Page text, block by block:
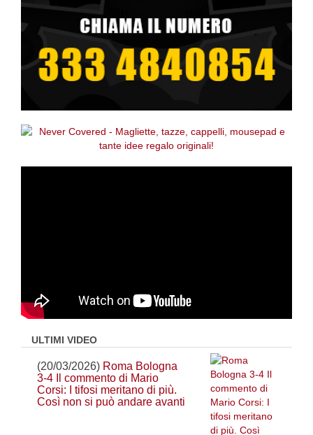
ULTIMI VIDEO
(20/03/2026) Roma Bologna
3-4 Il commento di Mario
Corsi: I tifosi meritano di più.
Così non si può andare avanti